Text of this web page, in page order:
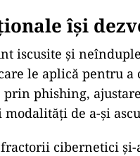
își
iscusite și
le aplică pentru a
phishing,
modalități de a-și
cibernetici și-